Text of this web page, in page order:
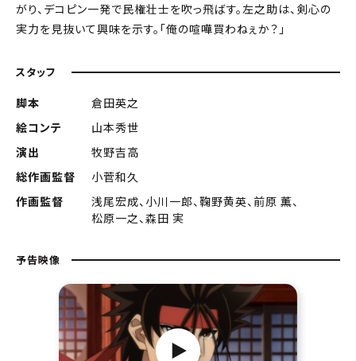
がり、デコピン一発で民権壮士を吹っ飛ばす。左之助は、剣心の
実力を見抜いて興味を示す。「俺の喧嘩買わねぇか？」
スタッフ
脚本
倉田英之
絵コンテ
山本秀世
演出
牧野吉高
総作画監督
小菅和久
作画監督
浅尾宏成、小川一郎、鞠野黄英、前原 薫、
松原一之、森田 実
予告映像